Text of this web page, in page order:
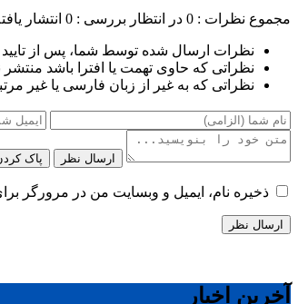
مجموع نظرات : 0 در انتظار بررسی : 0 انتشار
نظرات ارسال شده توسط شما، پس از
نظراتی که حاوی تهمت یا افترا باشد منتشر
نظراتی که به غیر از زبان فارسی یا غیر
ارسال نظر پاک
ذخیره نام، ایمیل و وبسایت من در مرورگر
آخرین اخبار